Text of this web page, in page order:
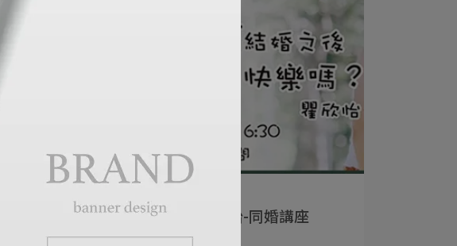
台南帕特門市-瞿欣怡-同婚講座
T-STUDIO | 2020-07-02